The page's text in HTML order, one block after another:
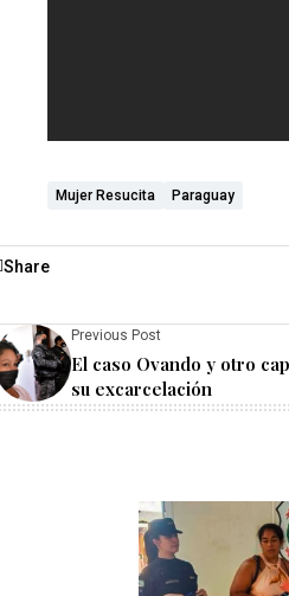
Mujer Resucita Paraguay
Share
Previous Post
El caso Ovando y otro
su excarcelación